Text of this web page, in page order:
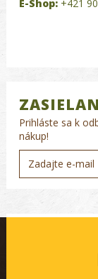
E-Shop: +421
Prihláste sa k
nákup!